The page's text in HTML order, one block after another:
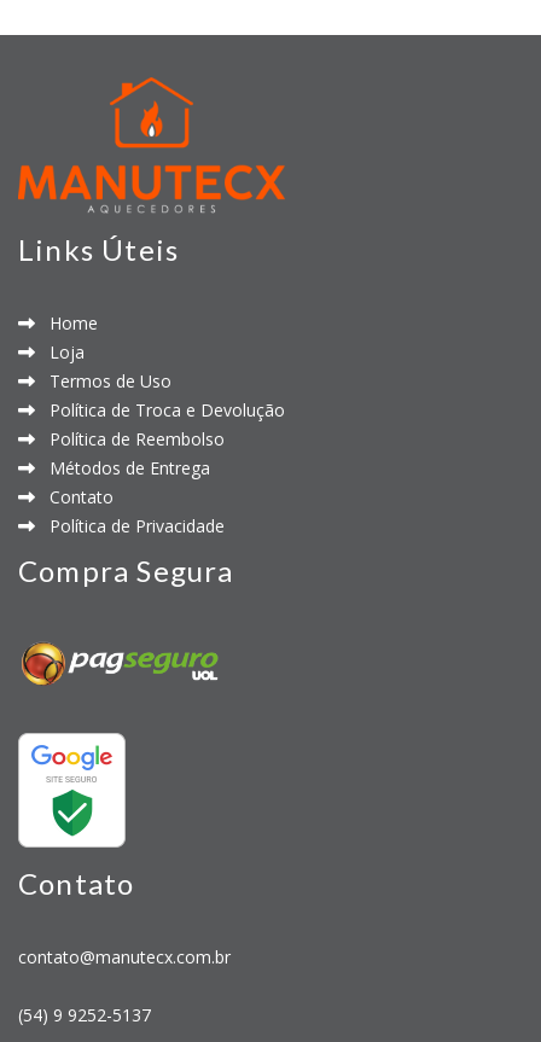
Links Úteis
Home
Loja
Termos de Uso
Política de Troca e Devolução
Política de Reembolso
Métodos de Entrega
Contato
Política de Privacidade
Compra Segura
Contato
contato@manutecx.com.br
(54) 9 9252-5137